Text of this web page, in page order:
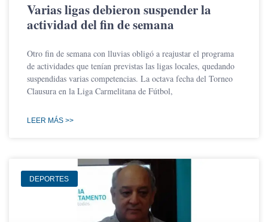
Varias ligas debieron suspender la
actividad del fin de semana
Otro fin de semana con lluvias obligó a reajustar el programa
de actividades que tenían previstas las ligas locales, quedando
suspendidas varias competencias. La octava fecha del Torneo
Clausura en la Liga Carmelitana de Fútbol,
LEER MÁS >>
DEPORTES